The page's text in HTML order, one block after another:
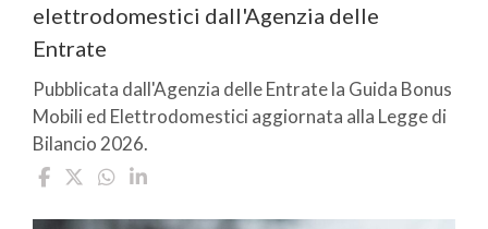
elettrodomestici dall'Agenzia delle
Entrate
Pubblicata dall'Agenzia delle Entrate la Guida Bonus
Mobili ed Elettrodomestici aggiornata alla Legge di
Bilancio 2026.